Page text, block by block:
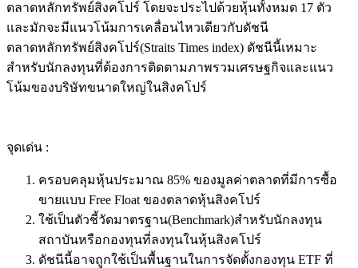
ตลาดหลักทรัพย์สิงคโปร์ โดยจะประไปด้วยหุ้นทั้งหมด 17 ตัว
และมักจะมีแนวโน้มการเคลื่อนไหวเดียวกับดัชนี
ตลาดหลักทรัพย์สิงคโปร์(Straits Times index) ดัชนีนี้เหมาะ
สำหรับนักลงทุนที่ต้องการติดตามภาพรวมเศรษฐกิจและแนว
โน้มของบริษัทขนาดใหญ่ในสิงคโปร์
จุดเด่น :
ครอบคลุมหุ้นประมาณ 85% ของมูลค่าตลาดที่มีการซื้อ
ขายแบบ Free Float ของตลาดหุ้นสิงคโปร์
ใช้เป็นตัวชี้วัดมาตรฐาน(Benchmark)สำหรับนักลงทุน
สถาบันหรือกองทุนที่ลงทุนในหุ้นสิงคโปร์
ดัชนีนี้อาจถูกใช้เป็นพื้นฐานในการจัดตั้งกองทุน ETF ที่